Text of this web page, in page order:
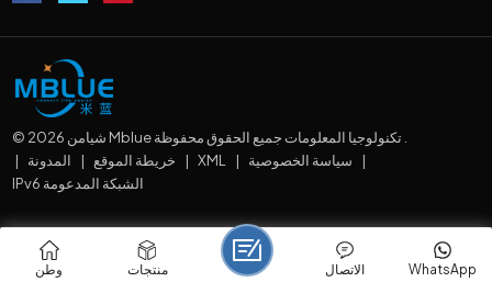
© 2026 شيامن Mblue تكنولوجيا المعلومات جميع الحقوق محفوظة .
|
المدونة | خريطة الموقع | XML | سياسة الخصوصية
|
IPv6 الشبكة المدعومة
وطن منتجات WhatsApp الاتصال